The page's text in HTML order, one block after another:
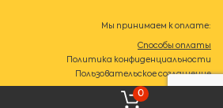
Мы принимаем к оплате:
Способы оплаты
Политика конфиденциальности
Пользовательское соглашение
0